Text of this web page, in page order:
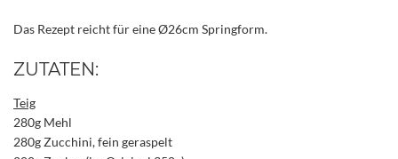
Das Rezept reicht für eine Ø26cm Springform.
ZUTATEN:
Teig
280g Mehl
280g Zucchini, fein geraspelt